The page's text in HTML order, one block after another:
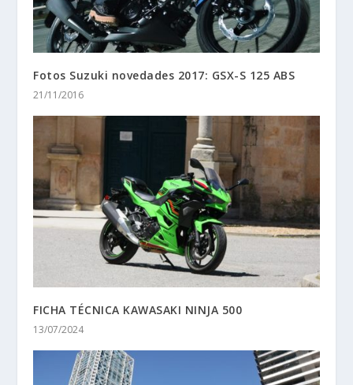
Fotos Suzuki novedades 2017: GSX-S 125 ABS
21/11/2016
FICHA TÉCNICA KAWASAKI NINJA 500
13/07/2024